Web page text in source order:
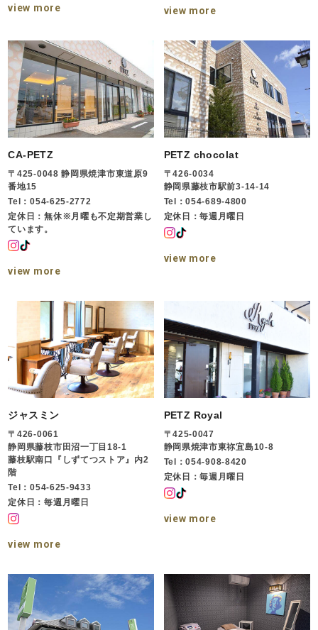
view more view more
CA-PETZ
〒425-0048 静岡県焼津市東道原9
番地15
Tel：054-625-2772
定休日：無休※月曜も不定期営業し
ています。
view more
PETZ chocolat
〒426-0034
静岡県藤枝市駅前3-14-14
Tel：054-689-4800
定休日：毎週月曜日
view more
ジャスミン
〒426-0061
静岡県藤枝市田沼一丁目18-1
藤枝駅南口『しずてつストア』内2
階
Tel：054-625-9433
定休日：毎週月曜日
view more
PETZ Royal
〒425-0047
静岡県焼津市東祢宜島10-8
Tel：054-908-8420
定休日：毎週月曜日
view more